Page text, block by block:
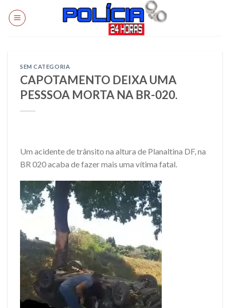
SEM CATEGORIA
CAPOTAMENTO DEIXA UMA
PESSSOA MORTA NA BR-020.
Um acidente de trânsito na altura de Planaltina DF, na
BR 020 acaba de fazer mais uma vítima fatal.